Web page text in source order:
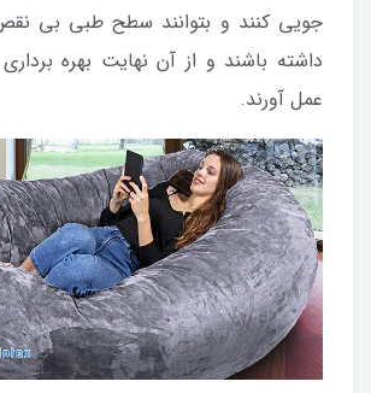
جویی کنند و بتوانند سطح طبی بی
داشته باشند و از آن نهایت بهره
عمل آورند.